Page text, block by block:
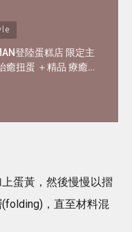
登陸蛋糕店 限定主
癒扭蛋 ＋精品 療癒
蛋黃，然後慢慢以摺
，直至材料混